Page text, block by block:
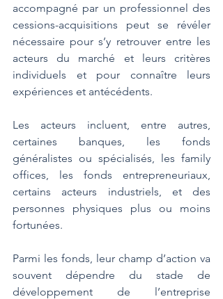
accompagné par un professionnel des
cessions-acquisitions peut se révéler
nécessaire pour s’y retrouver entre les
acteurs du marché et leurs critères
individuels et pour connaître leurs
expériences et antécédents.
Les acteurs incluent, entre autres,
certaines banques, les fonds
généralistes ou spécialisés, les family
offices, les fonds entrepreneuriaux,
certains acteurs industriels, et des
personnes physiques plus ou moins
fortunées.
Parmi les fonds, leur champ d’action va
souvent dépendre du stade de
développement de l’entreprise